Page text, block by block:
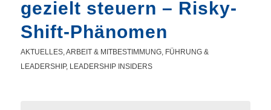
gezielt steuern – Risky-
Shift-Phänomen
AKTUELLES,ARBEIT & MITBESTIMMUNG, FÜHRUNG &
LEADERSHIP, LEADERSHIP INSIDERS